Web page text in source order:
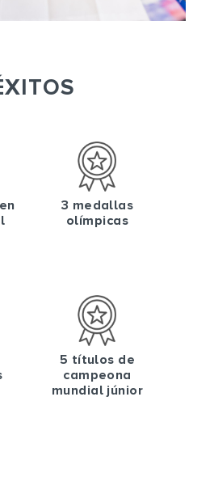
3 medallas
olímpicas
5 títulos de
campeona
mundial júnior